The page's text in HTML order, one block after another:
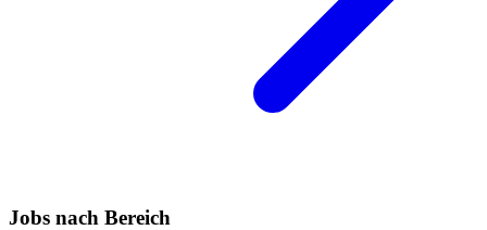
Jobs nach Bereich